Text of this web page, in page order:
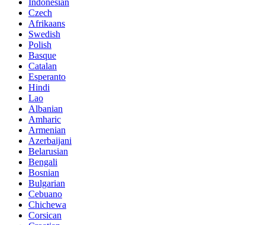
Czech
Afrikaans
Swedish
Polish
Basque
Catalan
Esperanto
Hindi
Lao
Albanian
Amharic
Armenian
Azerbaijani
Belarusian
Bengali
Bosnian
Bulgarian
Cebuano
Chichewa
Corsican